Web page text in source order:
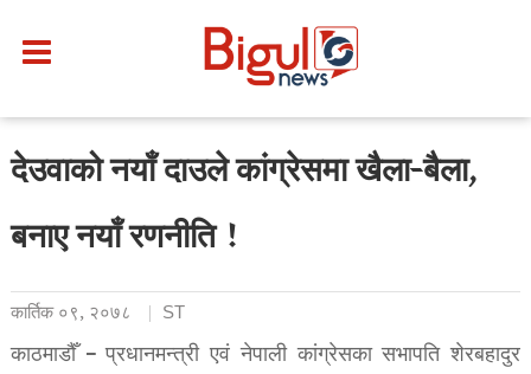
देउवाको नयाँ दाउले कांग्रेसमा खैला-बैला,
बनाए नयाँ रणनीति !
कार्तिक ०९, २०७८ ST
काठमाडौँ – प्रधानमन्त्री एवं नेपाली कांग्रेसका सभापति शेरबहादुर